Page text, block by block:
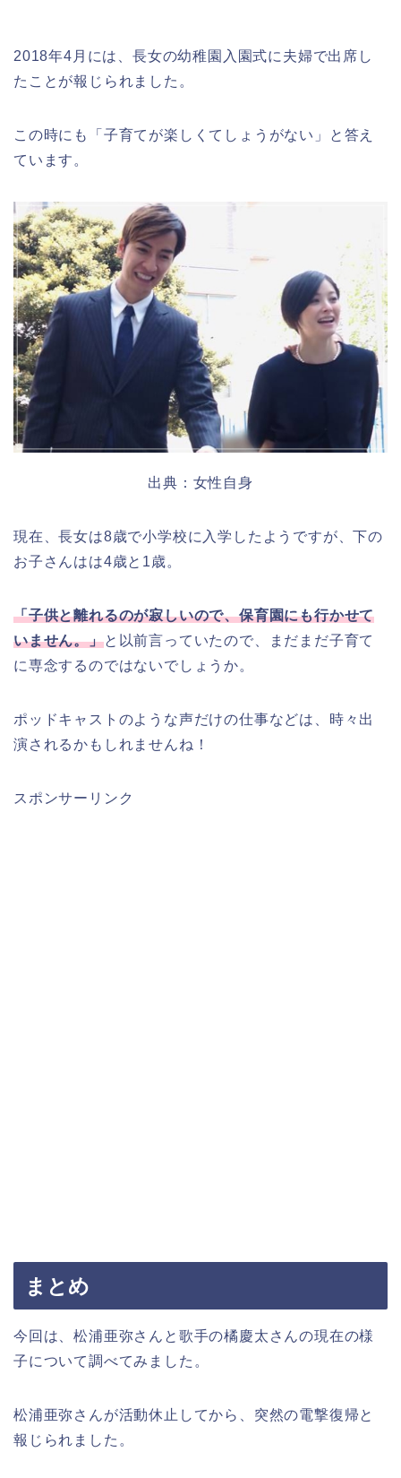
2018年4月には、長女の幼稚園入園式に夫婦で出席し
たことが報じられました。
この時にも「子育てが楽しくてしょうがない」と答え
ています。
出典：女性自身
現在、長女は8歳で小学校に入学したようですが、下の
お子さんはは4歳と1歳。
「子供と離れるのが寂しいので、保育園にも行かせて
いません。」と以前言っていたので、まだまだ子育て
に専念するのではないでしょうか。
ポッドキャストのような声だけの仕事などは、時々出
演されるかもしれませんね！
スポンサーリンク
まとめ
今回は、松浦亜弥さんと歌手の橘慶太さんの現在の様
子について調べてみました。
松浦亜弥さんが活動休止してから、突然の電撃復帰と
報じられました。